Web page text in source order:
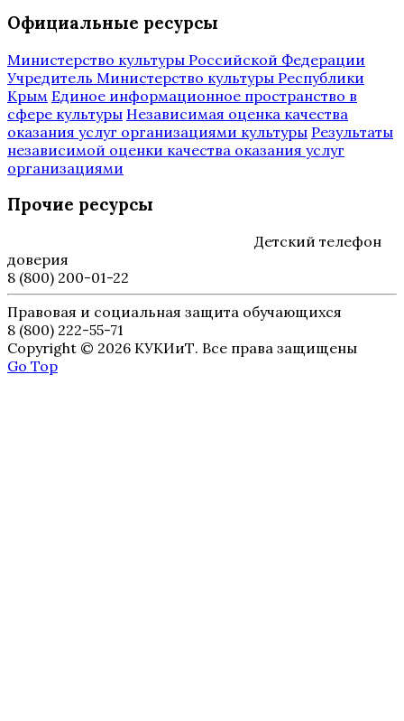
Официальные ресурсы
Министерство культуры Российской Федерации
Учредитель Министерство культуры Республики
Крым Единое информационное пространство в
сфере культуры Независимая оценка качества
оказания услуг организациями культуры Результаты
независимой оценки качества оказания услуг
организациями
Прочие ресурсы
Детский телефон
доверия
8 (800) 200-01-22
Правовая и социальная защита обучающихся
8 (800) 222-55-71
Copyright © 2026 КУКИиТ. Все права защищены
Go Top